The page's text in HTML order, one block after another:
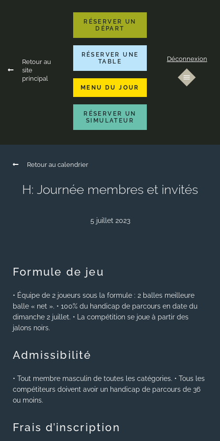
Retour au
site
principal
RÉSERVER UN
DÉPART
RÉSERVER UNE
TABLE
MENU DU JOUR
RÉSERVER UN
SIMULATEUR
Déconnexion
Retour au calendrier
H: Journée membres et invités
5 juillet 2023
Formule de jeu
• Équipe de 2 joueurs sous la formule : 2 balles meilleure
balle « net ». • 100% du handicap de parcours en date du
dimanche 2 juillet. • La compétition se joue à partir des
jalons noirs.
Admissibilité
• Tout membre masculin de toutes les catégories. • Tous les
compétiteurs doivent avoir un handicap de parcours de 36
ou moins.
Frais d’inscription